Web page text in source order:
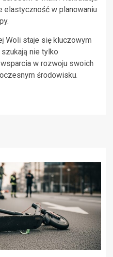
elastyczność w planowaniu
Woli staje się kluczowym
nie tylko
w rozwoju swoich
środowisku.